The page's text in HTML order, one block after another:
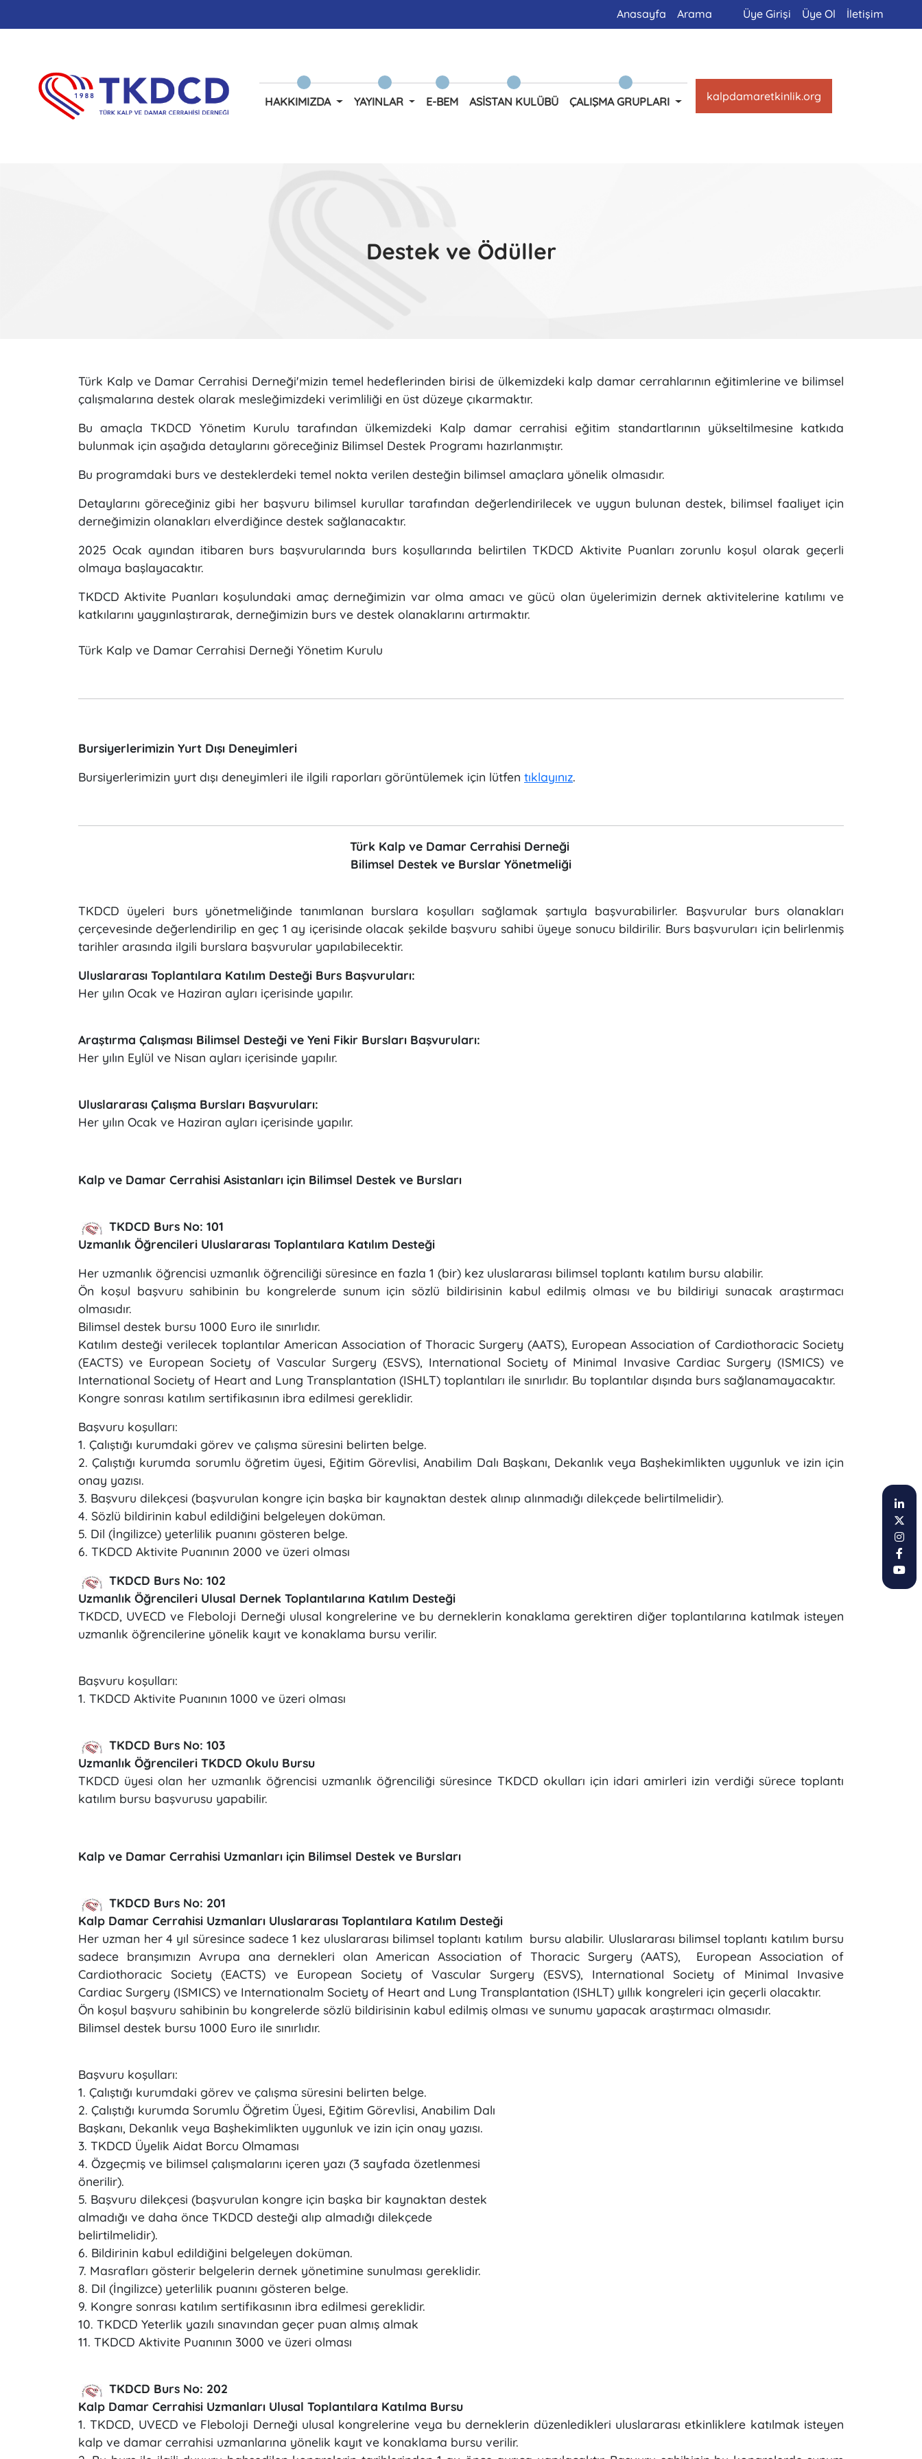
Anasayfa Arama Üye Girişi Üye Ol İletişim
HAKKIMIZDA YAYINLAR E-BEM ASISTAN KULÜBÜ ÇALIŞMA GRUPLARI kalpdamaretkinlik.org
Destek ve Ödüller
Türk Kalp ve Damar Cerrahisi Derneği'mizin temel hedeflerinden birisi de ülkemizdeki kalp damar cerrahlarının eğitimlerine ve bilimsel
çalışmalarına destek olarak mesleğimizdeki verimliliği en üst düzeye çıkarmaktır.
Bu amaçla TKDCD Yönetim Kurulu tarafından ülkemizdeki Kalp damar cerrahisi eğitim standartlarının yükseltilmesine katkıda
bulunmak için aşağıda detaylarını göreceğiniz Bilimsel Destek Programı hazırlanmıştır.
Bu programdaki burs ve desteklerdeki temel nokta verilen desteğin bilimsel amaçlara yönelik olmasıdır.
Detaylarını göreceğiniz gibi her başvuru bilimsel kurullar tarafından değerlendirilecek ve uygun bulunan destek, bilimsel faaliyet için
derneğimizin olanakları elverdiğince destek sağlanacaktır.
2025 Ocak ayından itibaren burs başvurularında burs koşullarında belirtilen TKDCD Aktivite Puanları zorunlu koşul olarak geçerli
olmaya başlayacaktır.
TKDCD Aktivite Puanları koşulundaki amaç derneğimizin var olma amacı ve gücü olan üyelerimizin dernek aktivitelerine katılımı ve
katkılarını yaygınlaştırarak, derneğimizin burs ve destek olanaklarını artırmaktır.
Türk Kalp ve Damar Cerrahisi Derneği Yönetim Kurulu
Bursiyerlerimizin Yurt Dışı Deneyimleri
Bursiyerlerimizin yurt dışı deneyimleri ile ilgili raporları görüntülemek için lütfen tıklayınız.
Türk Kalp ve Damar Cerrahisi Derneği
Bilimsel Destek ve Burslar Yönetmeliği
TKDCD üyeleri burs yönetmeliğinde tanımlanan burslara koşulları sağlamak şartıyla başvurabilirler. Başvurular burs olanakları
çerçevesinde değerlendirilip en geç 1 ay içerisinde olacak şekilde başvuru sahibi üyeye sonucu bildirilir. Burs başvuruları için belirlenmiş
tarihler arasında ilgili burslara başvurular yapılabilecektir.
Uluslararası Toplantılara Katılım Desteği Burs Başvuruları:
Her yılın Ocak ve Haziran ayları içerisinde yapılır.
Araştırma Çalışması Bilimsel Desteği ve Yeni Fikir Bursları Başvuruları:
Her yılın Eylül ve Nisan ayları içerisinde yapılır.
Uluslararası Çalışma Bursları Başvuruları:
Her yılın Ocak ve Haziran ayları içerisinde yapılır.
Kalp ve Damar Cerrahisi Asistanları için Bilimsel Destek ve Bursları
TKDCD Burs No: 101
Uzmanlık Öğrencileri Uluslararası Toplantılara Katılım Desteği
Her uzmanlık öğrencisi uzmanlık öğrenciliği süresince en fazla 1 (bir) kez uluslararası bilimsel toplantı katılım bursu alabilir.
Ön koşul başvuru sahibinin bu kongrelerde sunum için sözlü bildirisinin kabul edilmiş olması ve bu bildiriyi sunacak araştırmacı
olmasıdır.
Bilimsel destek bursu 1000 Euro ile sınırlıdır.
Katılım desteği verilecek toplantılar American Association of Thoracic Surgery (AATS), European Association of Cardiothoracic Society
(EACTS) ve European Society of Vascular Surgery (ESVS), International Society of Minimal Invasive Cardiac Surgery (ISMICS) ve
International Society of Heart and Lung Transplantation (ISHLT) toplantıları ile sınırlıdır. Bu toplantılar dışında burs sağlanamayacaktır.
Kongre sonrası katılım sertifikasının ibra edilmesi gereklidir.
Başvuru koşulları:
1. Çalıştığı kurumdaki görev ve çalışma süresini belirten belge.
2. Çalıştığı kurumda sorumlu öğretim üyesi, Eğitim Görevlisi, Anabilim Dalı Başkanı, Dekanlık veya Başhekimlikten uygunluk ve izin için
onay yazısı.
3. Başvuru dilekçesi (başvurulan kongre için başka bir kaynaktan destek alınıp alınmadığı dilekçede belirtilmelidir).
4. Sözlü bildirinin kabul edildiğini belgeleyen doküman.
5. Dil (İngilizce) yeterlilik puanını gösteren belge.
6. TKDCD Aktivite Puanının 2000 ve üzeri olması
TKDCD Burs No: 102
Uzmanlık Öğrencileri Ulusal Dernek Toplantılarına Katılım Desteği
TKDCD, UVECD ve Fleboloji Derneği ulusal kongrelerine ve bu derneklerin konaklama gerektiren diğer toplantılarına katılmak isteyen
uzmanlık öğrencilerine yönelik kayıt ve konaklama bursu verilir.
Başvuru koşulları:
1. TKDCD Aktivite Puanının 1000 ve üzeri olması
TKDCD Burs No: 103
Uzmanlık Öğrencileri TKDCD Okulu Bursu
TKDCD üyesi olan her uzmanlık öğrencisi uzmanlık öğrenciliği süresince TKDCD okulları için idari amirleri izin verdiği sürece toplantı
katılım bursu başvurusu yapabilir.
Kalp ve Damar Cerrahisi Uzmanları için Bilimsel Destek ve Bursları
TKDCD Burs No: 201
Kalp Damar Cerrahisi Uzmanları Uluslararası Toplantılara Katılım Desteği
Her uzman her 4 yıl süresince sadece 1 kez uluslararası bilimsel toplantı katılım bursu alabilir. Uluslararası bilimsel toplantı katılım bursu
sadece branşımızın Avrupa ana dernekleri olan American Association of Thoracic Surgery (AATS), European Association of
Cardiothoracic Society (EACTS) ve European Society of Vascular Surgery (ESVS), International Society of Minimal Invasive
Cardiac Surgery (ISMICS) ve Internationalm Society of Heart and Lung Transplantation (ISHLT) yıllık kongreleri için geçerli olacaktır.
Ön koşul başvuru sahibinin bu kongrelerde sözlü bildirisinin kabul edilmiş olması ve sunumu yapacak araştırmacı olmasıdır.
Bilimsel destek bursu 1000 Euro ile sınırlıdır.
Başvuru koşulları:
1. Çalıştığı kurumdaki görev ve çalışma süresini belirten belge.
2. Çalıştığı kurumda Sorumlu Öğretim Üyesi, Eğitim Görevlisi, Anabilim Dalı
Başkanı, Dekanlık veya Başhekimlikten uygunluk ve izin için onay yazısı.
3. TKDCD Üyelik Aidat Borcu Olmaması
4. Özgeçmiş ve bilimsel çalışmalarını içeren yazı (3 sayfada özetlenmesi
önerilir).
5. Başvuru dilekçesi (başvurulan kongre için başka bir kaynaktan destek
almadığı ve daha önce TKDCD desteği alıp almadığı dilekçede
belirtilmelidir).
6. Bildirinin kabul edildiğini belgeleyen doküman.
7. Masrafları gösterir belgelerin dernek yönetimine sunulması gereklidir.
8. Dil (İngilizce) yeterlilik puanını gösteren belge.
9. Kongre sonrası katılım sertifikasının ibra edilmesi gereklidir.
10. TKDCD Yeterlik yazılı sınavından geçer puan almış almak
11. TKDCD Aktivite Puanının 3000 ve üzeri olması
TKDCD Burs No: 202
Kalp Damar Cerrahisi Uzmanları Ulusal Toplantılara Katılma Bursu
1. TKDCD, UVECD ve Fleboloji Derneği ulusal kongrelerine veya bu derneklerin düzenledikleri uluslararası etkinliklere katılmak isteyen
kalp ve damar cerrahisi uzmanlarına yönelik kayıt ve konaklama bursu verilir.